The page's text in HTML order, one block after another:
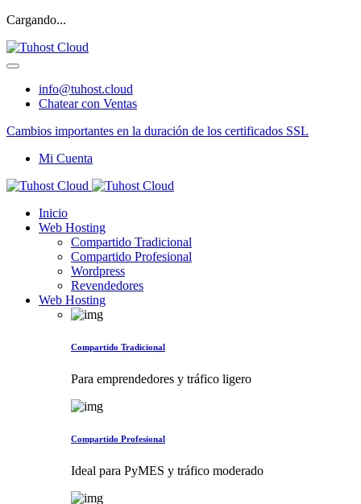
Cargando...
info@tuhost.cloud
Chatear con Ventas
Cambios importantes en la duración de los certificados SSL
Mi Cuenta
Inicio
Web Hosting
Compartido Tradicional
Compartido Profesional
Wordpress
Revendedores
Web Hosting
Compartido Tradicional
Para emprendedores y tráfico ligero
Compartido Profesional
Ideal para PyMES y tráfico moderado